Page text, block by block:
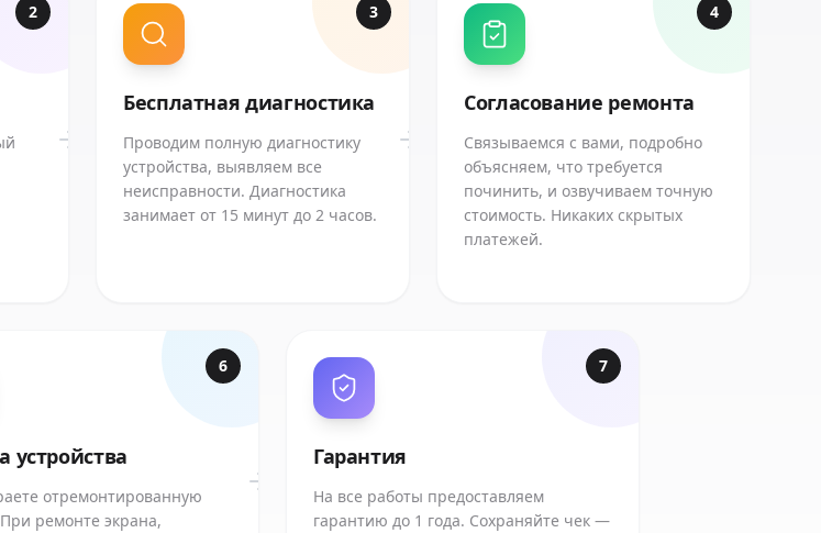
2 3
Бесплатная диагностика
Проводим полную диагностику
устройства, выявляем все
неисправности. Диагностика
занимает от 15 минут до 2 часов.
4
Согласование ремонта
Связываемся с вами, подробно
объясняем, что требуется
починить, и озвучиваем точную
стоимость. Никаких скрытых
платежей.
6
устройства
отремонтированную
ремонте экрана,
7
Гарантия
На все работы предоставляем
гарантию до 1 года. Сохраняйте чек —